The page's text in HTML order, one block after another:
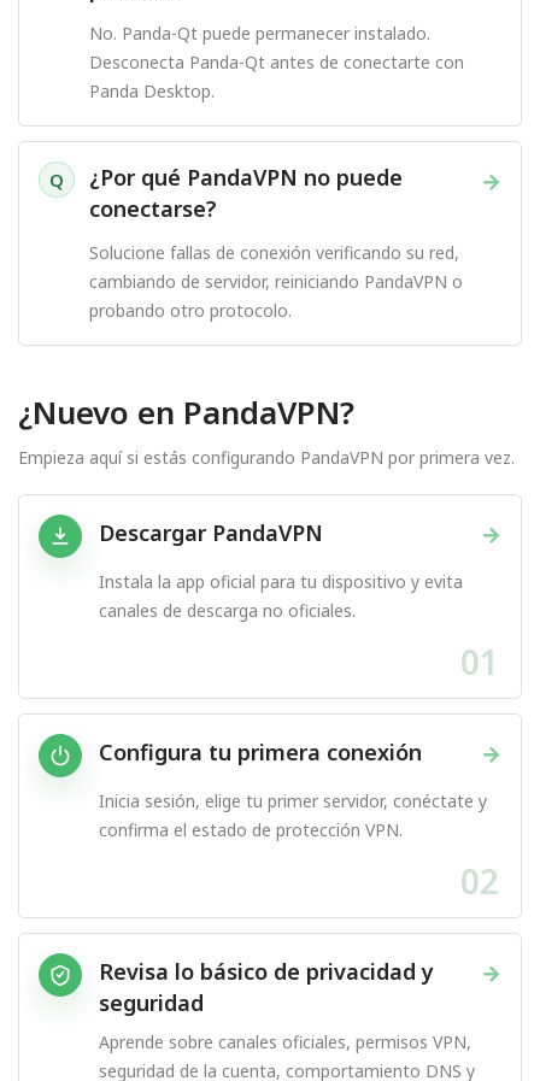
No. Panda-Qt puede permanecer instalado.
Desconecta Panda-Qt antes de conectarte con
Panda Desktop.
Q →
¿Por qué PandaVPN no puede
conectarse?
Solucione fallas de conexión verificando su red,
cambiando de servidor, reiniciando PandaVPN o
probando otro protocolo.
¿Nuevo en PandaVPN?
Empieza aquí si estás configurando PandaVPN por primera vez.
→
Descargar PandaVPN
Instala la app oficial para tu dispositivo y evita
canales de descarga no oficiales.
01
→
Configura tu primera conexión
Inicia sesión, elige tu primer servidor, conéctate y
confirma el estado de protección VPN.
02
→
Revisa lo básico de privacidad y
seguridad
Aprende sobre canales oficiales, permisos VPN,
seguridad de la cuenta, comportamiento DNS y